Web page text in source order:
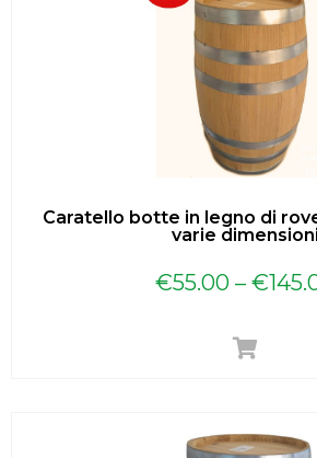
Caratello botte in legno di
varie dimensioni
€55.00– €